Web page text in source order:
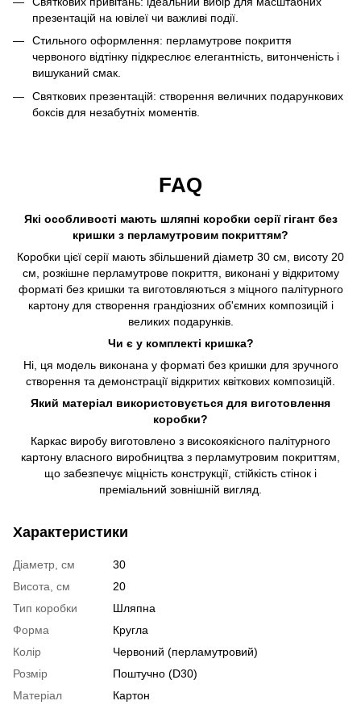
презентацій на ювілеї чи важливі події.
Стильного оформлення: перламутрове покриття
червоного відтінку підкреслює елегантність, витонченість і
вишуканий смак.
Святкових презентацій: створення величних подарункових
боксів для незабутніх моментів.
FAQ
Які особливості мають шляпні коробки серії гігант без
кришки з перламутровим покриттям?
Коробки цієї серії мають збільшений діаметр 30 см, висоту 20
см, розкішне перламутрове покриття, виконані у відкритому
форматі без кришки та виготовляються з міцного палітурного
картону для створення грандіозних об'ємних композицій і
великих подарунків.
Чи є у комплекті кришка?
Ні, ця модель виконана у форматі без кришки для зручного
створення та демонстрації відкритих квіткових композицій.
Який матеріал використовується для виготовлення
коробки?
Каркас виробу виготовлено з високоякісного палітурного
картону власного виробництва з перламутровим покриттям,
що забезпечує міцність конструкції, стійкість стінок і
преміальний зовнішній вигляд.
Характеристики
Діаметр, см
30
Висота, см
20
Тип коробки
Шляпна
Форма
Кругла
Колір
Червоний (перламутровий)
Розмір
Поштучно (D30)
Матеріал
Картон